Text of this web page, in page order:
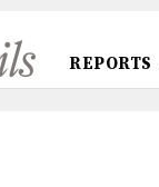
REPORTS